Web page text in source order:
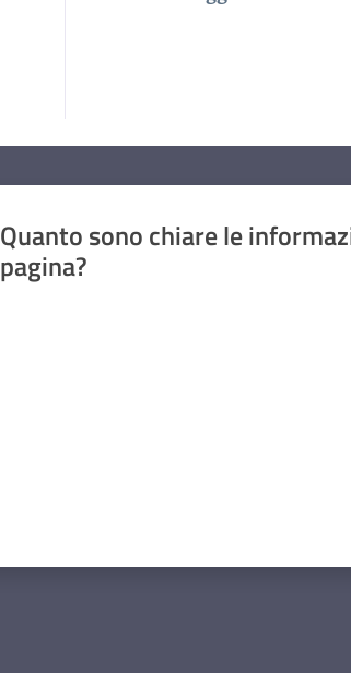
Quanto sono chiare le
pagina?